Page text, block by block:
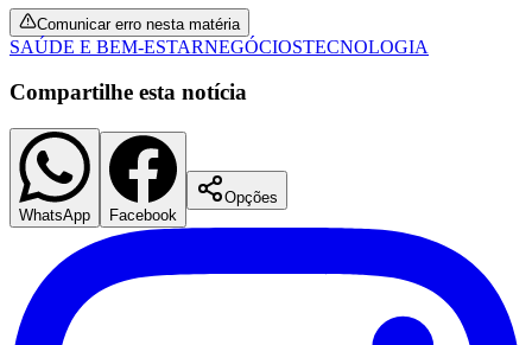
Comunicar erro nesta matéria
SAÚDE E BEM-ESTARNEGÓCIOSTECNOLOGIA
Compartilhe esta notícia
WhatsApp Facebook
Opções